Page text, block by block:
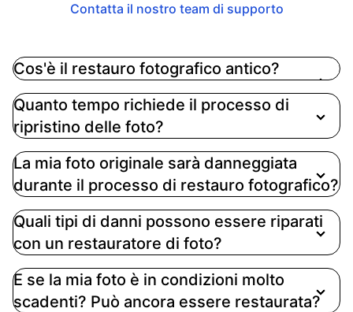
Contatta il nostro team di supporto
Cos'è il restauro fotografico antico?
Il restauro di foto d'epoca comporta il
miglioramento e la riparazione digitale di
immagini antiche, correggendo lo sbiadimento dei
affinando le aree sfocate. Utilizzando Imgkits,
questo processo mira a riportare alla vita
nel contempo il contenuto dell'immagine
Quanto tempo richiede il processo di
ripristino delle foto?
La mia foto originale sarà danneggiata
durante il processo di restauro fotografico?
Quali tipi di danni possono essere riparati
con un restauratore di foto?
E se la mia foto è in condizioni molto
scadenti? Può ancora essere restaurata?